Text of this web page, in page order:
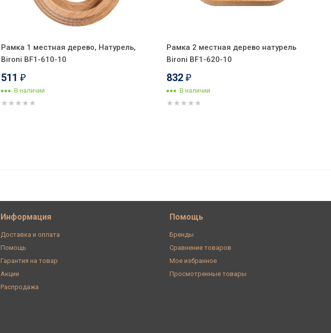
Рамка 1 местная дерево, Натурель,
Bironi BF1-610-10
511 ₽
В наличии
Рамка 2 местная дерево натурель
Bironi BF1-620-10
832 ₽
В наличии
Информация
Доставка и оплата
Помощь
Гарантия на товар
Акции
Распродажа
Помощь
Бренды
Сравнение товаров
Мое избранное
Просмотренные товары